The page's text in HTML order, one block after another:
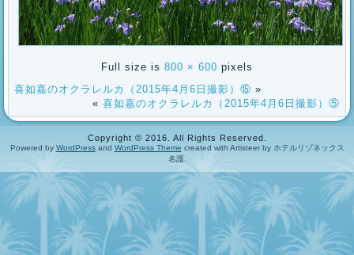
Full size is 800 × 600 pixels
喜如嘉のオクラレルカ（2015年4月6日撮影）⑮ »
« 喜如嘉のオクラレルカ（2015年4月6日撮影）⑤
Copyright © 2016. All Rights Reserved.
Powered by WordPressand WordPress Theme created with Artisteer by ホテルリゾネックス
名護.